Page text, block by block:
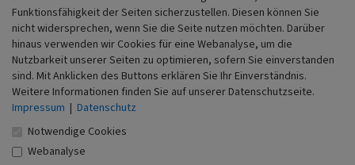
Die hier eingezeichnete Geometrie orientiert sich an den
verkehrsbaulichen Begrenzungen der Südostseite des
Herkulesbergs und ansonsten an der 50-Meter-Höhenlinie
derDeutschen Grundkarte DGK5 NRW(Stand 2025, vgl.
Kartenansicht). Diese weist den höchsten Punkt des
Trümmerberges auf der Erhebung im Norden mit 81,6
Meter ü. NHN aus, hier der rote Punkt in der
Kartenvorschau.
Andere Kartendienste wie etwa
Funktionsfähigkeit der Seiten sicherzustellen. Diesen können Sie
nicht widersprechen, wenn Sie die Seite nutzen möchten. Darüber
hinaus verwenden wir Cookies für eine Webanalyse, um die
Nutzbarkeit unserer Seiten zu optimieren, sofern Sie einverstanden
sind. Mit Anklicken des Buttons erklären Sie Ihr Einverständnis.
Weitere Informationen finden Sie auf unserer Datenschutzseite.
Impressum | Datenschutz
Notwendige Cookies
Webanalyse